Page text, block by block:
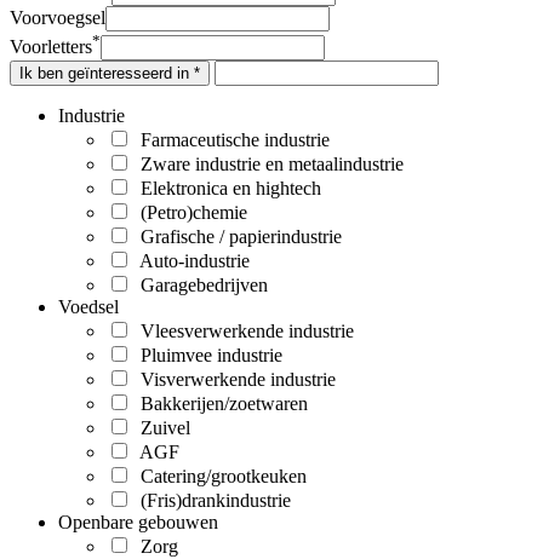
Voorvoegsel
Voorletters*
Ik ben geïnteresseerd in *
Industrie
Farmaceutische industrie
Zware industrie en metaalindustrie
Elektronica en hightech
(Petro)chemie
Grafische / papierindustrie
Auto-industrie
Garagebedrijven
Voedsel
Vleesverwerkende industrie
Pluimvee industrie
Visverwerkende industrie
Bakkerijen/zoetwaren
Zuivel
AGF
Catering/grootkeuken
(Fris)drankindustrie
Openbare gebouwen
Zorg